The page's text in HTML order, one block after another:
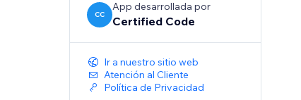
CC
App desarrollada por
Certified Code
Ir a nuestro sitio web
Atención al Cliente
Política de Privacidad